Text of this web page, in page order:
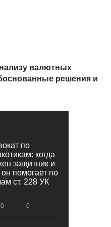
валютных
решения и
по
когда
защитник и
он помогает по
ст. 228 УК
0 0